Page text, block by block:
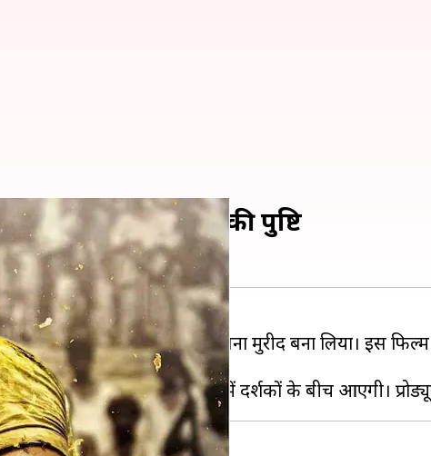
विजय किर्गंदुर ने की पुष्टि
में रिलीज होते ही दर्शकों को अपना मुरीद बना लिया। इस